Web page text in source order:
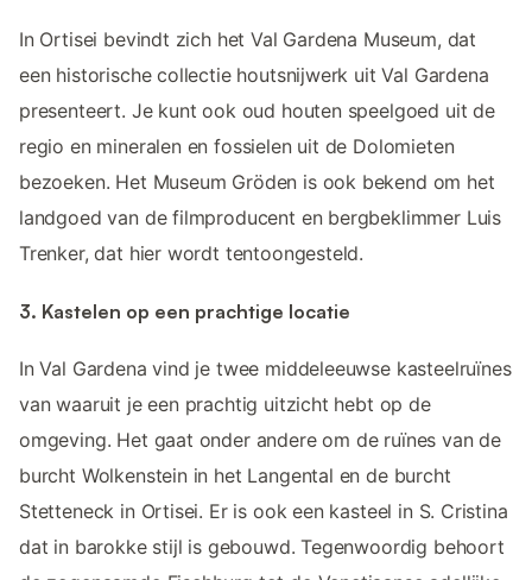
In Ortisei bevindt zich het Val Gardena Museum, dat
een historische collectie houtsnijwerk uit Val Gardena
presenteert. Je kunt ook oud houten speelgoed uit de
regio en mineralen en fossielen uit de Dolomieten
bezoeken. Het Museum Gröden is ook bekend om het
landgoed van de filmproducent en bergbeklimmer Luis
Trenker, dat hier wordt tentoongesteld.
3. Kastelen op een prachtige locatie
In Val Gardena vind je twee middeleeuwse kasteelruïnes
van waaruit je een prachtig uitzicht hebt op de
omgeving. Het gaat onder andere om de ruïnes van de
burcht Wolkenstein in het Langental en de burcht
Stetteneck in Ortisei. Er is ook een kasteel in S. Cristina
dat in barokke stijl is gebouwd. Tegenwoordig behoort